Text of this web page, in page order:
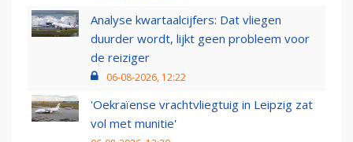
Analyse kwartaalcijfers: Dat vliegen
duurder wordt, lijkt geen probleem voor
de reiziger
06-08-2026, 12:22
'Oekraïense vrachtvliegtuig in Leipzig zat
vol met munitie'